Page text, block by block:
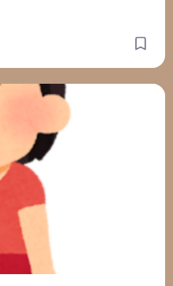
のポイント